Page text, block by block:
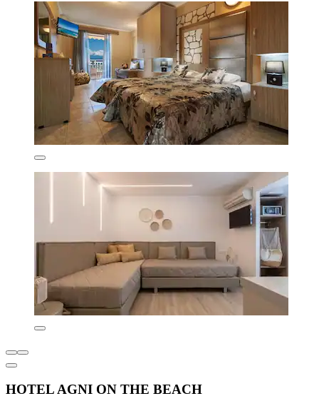
HOTEL AGNI ON THE BEACH